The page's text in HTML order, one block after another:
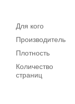
Для кого
Производитель
Плотность
Количество
страниц